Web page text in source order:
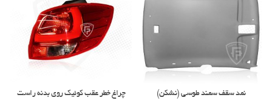
نمد سقف سمند طوسی (نشکن) چراغ خطر عقب کوئیک روی بدنه راست